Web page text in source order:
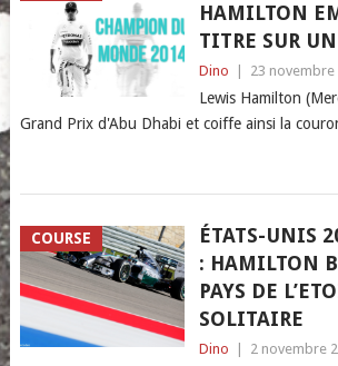
HAMILTON
TITRE SUR
Dino 23 novembre
Lewis Hamilton
Grand Prix d'Abu Dhabi et coiffe ainsi la
COURSE
ÉTATS-UNIS
: HAMILTON
PAYS DE
SOLITAIRE
Dino 2 novembre